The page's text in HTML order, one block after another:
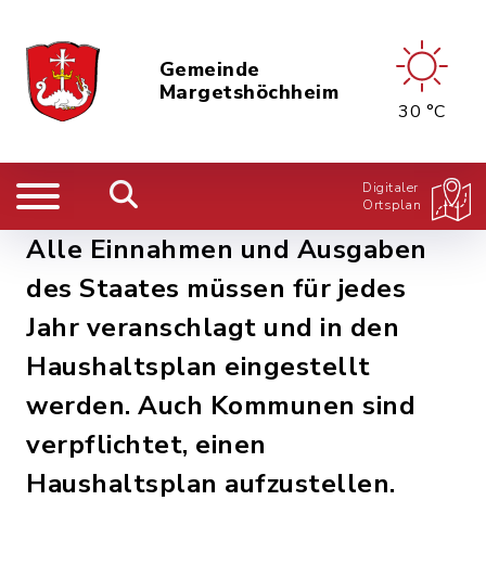
Gemeinde
Margetshöchheim
30 °C
Digitaler
Ortsplan
Alle Einnahmen und Ausgaben
des Staates müssen für jedes
Jahr veranschlagt und in den
Haushaltsplan eingestellt
werden. Auch Kommunen sind
verpflichtet, einen
Haushaltsplan aufzustellen.